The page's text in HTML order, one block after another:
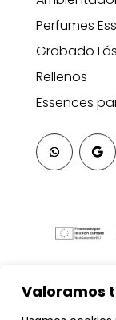
Valoramos
Perfumes
Grabado
Rellenos
Essences